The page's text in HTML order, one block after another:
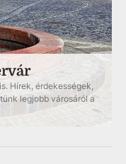
Hírek, érdekességek,
legjobb városáról a